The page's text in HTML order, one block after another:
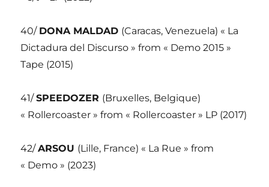
40/ DONA MALDAD (Caracas, Venezuela) « La
Dictadura del Discurso » from « Demo 2015 »
Tape (2015)
41/SPEEDOZER (Bruxelles, Belgique)
« Rollercoaster » from « Rollercoaster » LP (2017)
42/ARSOU (Lille, France) « La Rue » from
« Demo » (2023)